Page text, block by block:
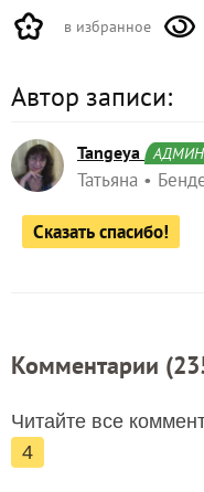
в избранное
Автор записи:
Tangeya
Татьяна
Сказать спасибо!
Комментарии (
Читайте все
4